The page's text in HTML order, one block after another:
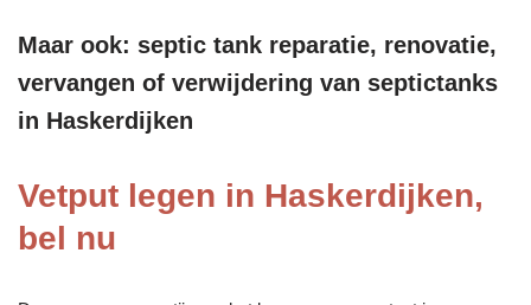
Maar ook: septic tank reparatie, renovatie,
vervangen of verwijdering van septictanks
in Haskerdijken
Vetput legen in Haskerdijken,
bel nu